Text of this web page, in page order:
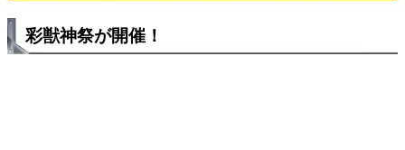
彩獣神祭が開催！